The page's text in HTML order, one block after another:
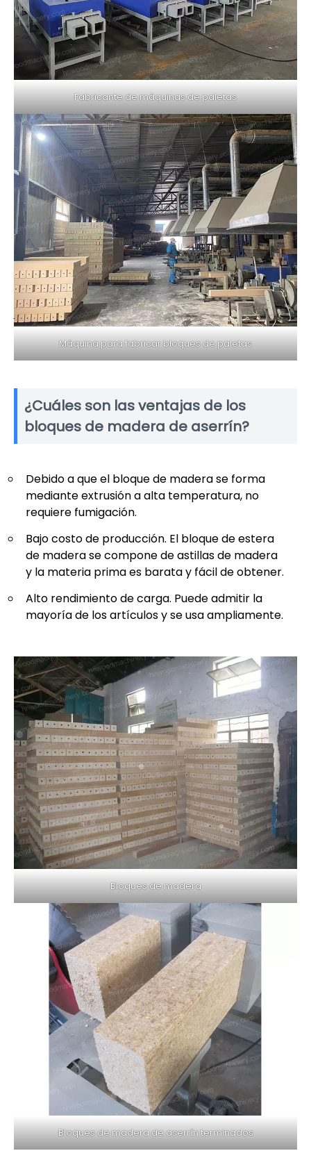
Fabricante de máquinas de paletas
Máquina para fabricar bloques de paletas
¿Cuáles son las ventajas de los
bloques de madera de aserrín?
Debido a que el bloque de madera se forma
mediante extrusión a alta temperatura, no
requiere fumigación.
Bajo costo de producción. El bloque de estera
de madera se compone de astillas de madera
y la materia prima es barata y fácil de obtener.
Alto rendimiento de carga. Puede admitir la
mayoría de los artículos y se usa ampliamente.
Bloques de madera
Bloques de madera de aserrín terminados